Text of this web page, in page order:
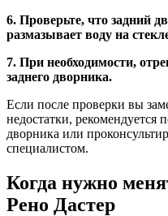
6. Проверьте, что задний
размазывает воду на
7. При необходимости,
заднего дворника.
Если после проверки вы
недостатки, рекомендуется
дворника или
специалистом.
Когда нужно
Рено Дастер